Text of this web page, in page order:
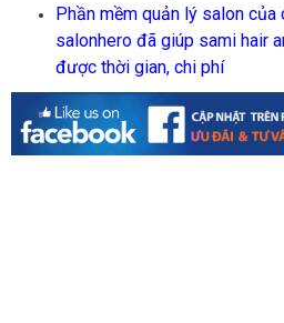
Phần mềm quản lý salon
salonhero đã giúp sami hair
được thời gian, chi phí